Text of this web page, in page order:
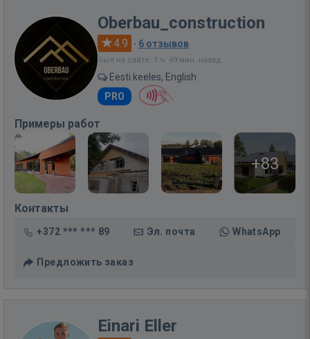
Oberbau_construction
4.9 · 6 отзывов
Был на сайте: 1 ч. 49 мин. назад
Eesti keeles, English
PRO
Примеры работ
+83
Контакты
+372 *** *** 89 Эл. почта WhatsApp
Предложить заказ
Einari Eller